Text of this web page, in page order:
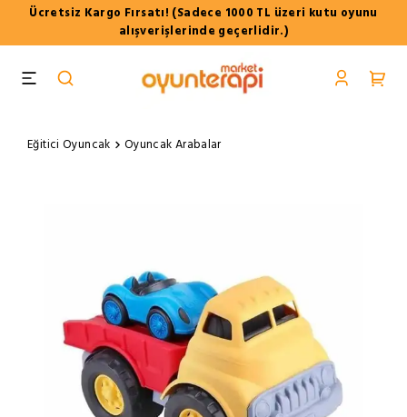
Ücretsiz Kargo Fırsatı! (Sadece 1000 TL üzeri kutu oyunu
alışverişlerinde geçerlidir.)
Eğitici Oyuncak Oyuncak Arabalar